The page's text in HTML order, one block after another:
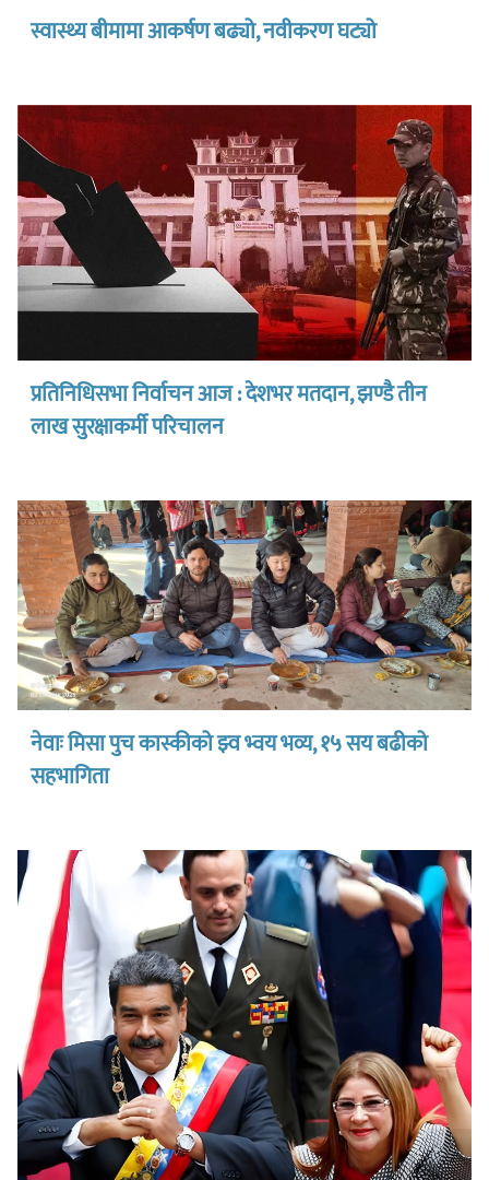
स्वास्थ्य बीमामा आकर्षण बढ्यो, नवीकरण घट्यो
प्रतिनिधिसभा निर्वाचन आज : देशभर मतदान, झण्डै तीन
लाख सुरक्षाकर्मी परिचालन
नेवाः मिसा पुच कास्कीको झ्व भ्वय भव्य, १५ सय बढीको
सहभागिता